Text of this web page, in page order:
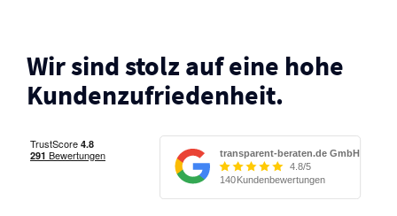
Wir sind stolz auf eine hohe
Kunden­zufriedenheit.